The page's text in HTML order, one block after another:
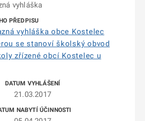
vyhláška
vyhláška obce Kostelec
se stanoví školský obvod
zřízené obcí Kostelec u
21.03.2017